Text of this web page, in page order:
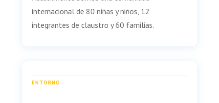
internacional de 80 niñas y niños, 12
integrantes de claustro y 60 familias.
ENTORNO